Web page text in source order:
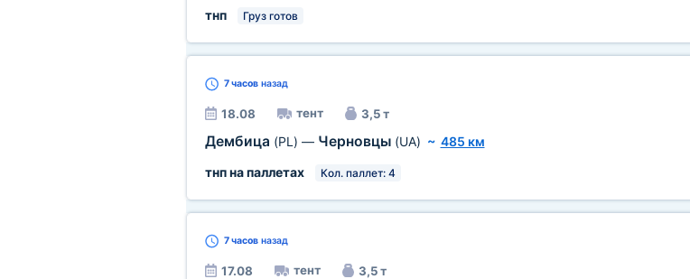
тнп
Груз готов
7 часовназад
18.08 тент 3,5 т
Дембица (PL) — Черновцы (UA) ~ 485 км
тнп на паллетах
Кол. паллет: 4
7 часовназад
17.08 тент 3,5 т